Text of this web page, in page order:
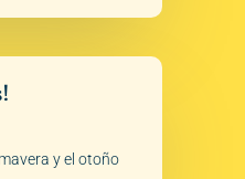
y el otoño